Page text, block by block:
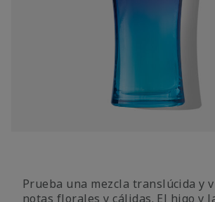
Prueba una mezcla translúcida y
notas florales y cálidas. El higo y